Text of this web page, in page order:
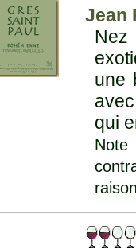
Jean
Nez
une
qui
Note